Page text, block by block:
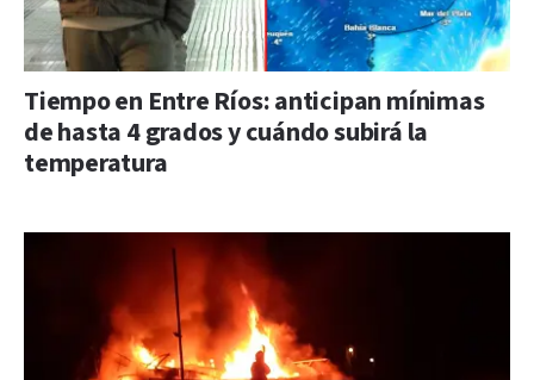
Tiempo en Entre Ríos: anticipan mínimas
de hasta 4 grados y cuándo subirá la
temperatura